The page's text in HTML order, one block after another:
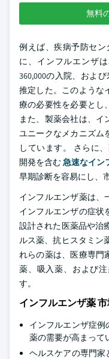
無料
例えば、疾病予防セン
に、インフルエンザは
360,000の入院、およ
推定した。このような
療の必要性を必要とし
また、製薬会社は、イ
ユニークなメカニズム
しています。 さらに
開発を含む急速なイン
早期診断を容易にし、
インフルエンザ薬は、
インフルエンザの症状
設計された医薬品や治
ルス薬、抗ヒスタミン
れらの薬は、医療専門
薬、吸入薬、および
す。
インフルエンザ薬
インフルエンザ症
薬の需要が高まって
ヘルスケアの専門家